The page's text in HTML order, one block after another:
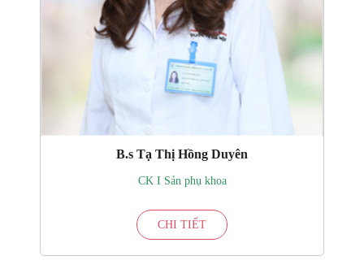
B.s Tạ Thị Hồng Duyên
CK I Sản phụ khoa
CHI TIẾT